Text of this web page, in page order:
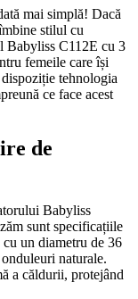
mai simplă! Dacă
stilul cu
Babyliss C112E cu 3
femeile care își
tehnologia
ce face acest
de
Babyliss
sunt specificațiile
un diametru de 36
naturale.
a căldurii, protejând